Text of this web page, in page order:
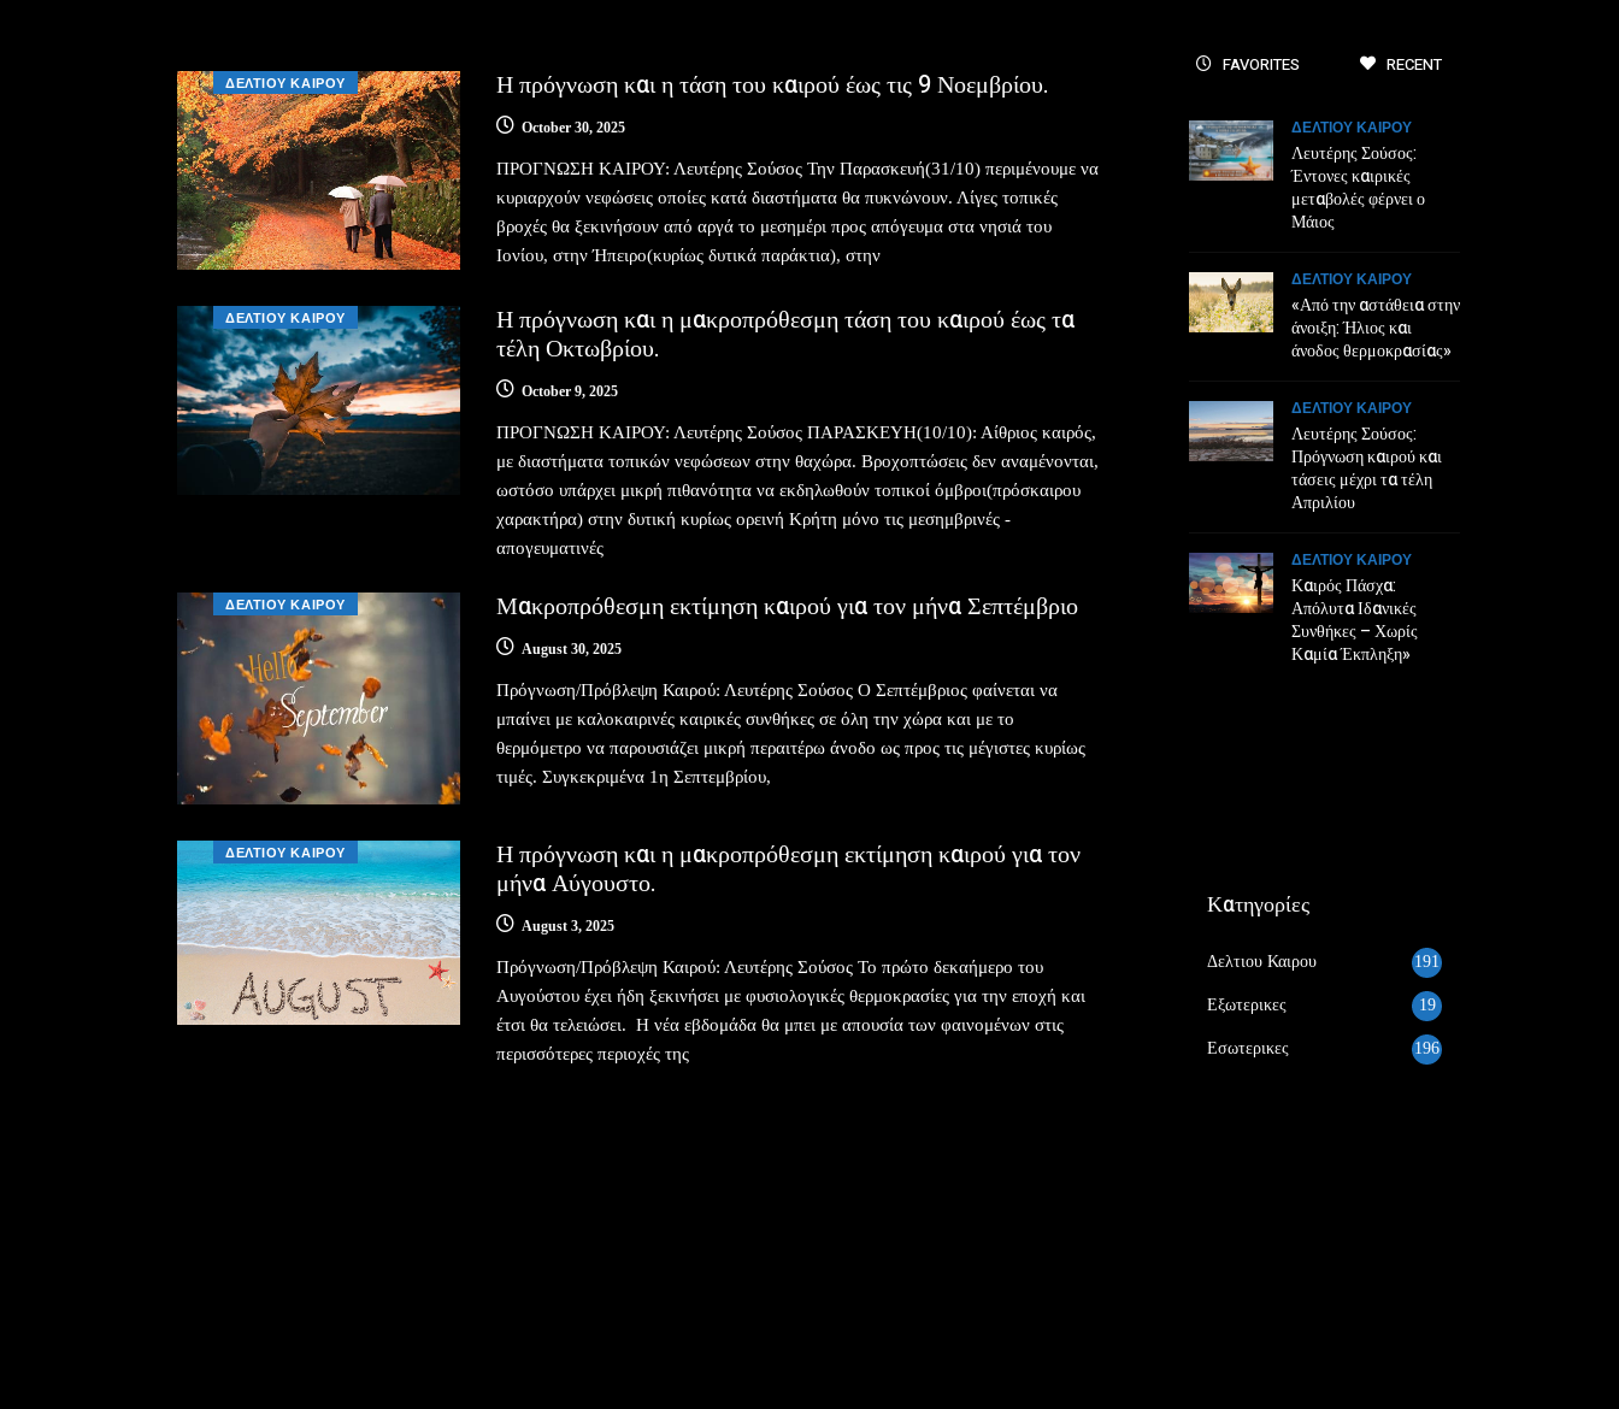
ΔΕΛΤΙΟΥ ΚΑΙΡΟΥ Η πρόγνωση και η τάση του καιρού έως τις 9 Νοεμβρίου.
October 30, 2025
ΠΡΟΓΝΩΣΗ ΚΑΙΡΟΥ: Λευτέρης Σούσος Την Παρασκευή(31/10) περιμένουμε να
κυριαρχούν νεφώσεις οποίες κατά διαστήματα θα πυκνώνουν. Λίγες τοπικές
βροχές θα ξεκινήσουν από αργά το μεσημέρι προς απόγευμα στα νησιά του
Ιονίου, στην Ήπειρο(κυρίως δυτικά παράκτια), στην
ΔΕΛΤΙΟΥ ΚΑΙΡΟΥ
Η πρόγνωση και η μακροπρόθεσμη τάση του καιρού έως τα
τέλη Οκτωβρίου.
October 9, 2025
ΠΡΟΓΝΩΣΗ ΚΑΙΡΟΥ: Λευτέρης Σούσος ΠΑΡΑΣΚΕΥΗ(10/10): Αίθριος καιρός,
με διαστήματα τοπικών νεφώσεων στην θαχώρα. Βροχοπτώσεις δεν αναμένονται,
ωστόσο υπάρχει μικρή πιθανότητα να εκδηλωθούν τοπικοί όμβροι(πρόσκαιρου
χαρακτήρα) στην δυτική κυρίως ορεινή Κρήτη μόνο τις μεσημβρινές -
απογευματινές
ΔΕΛΤΙΟΥ ΚΑΙΡΟΥ Μακροπρόθεσμη εκτίμηση καιρού για τον μήνα Σεπτέμβριο
August 30, 2025
Πρόγνωση/Πρόβλεψη Καιρού: Λευτέρης Σούσος Ο Σεπτέμβριος φαίνεται να
μπαίνει με καλοκαιρινές καιρικές συνθήκες σε όλη την χώρα και με το
θερμόμετρο να παρουσιάζει μικρή περαιτέρω άνοδο ως προς τις μέγιστες κυρίως
τιμές. Συγκεκριμένα 1η Σεπτεμβρίου,
ΔΕΛΤΙΟΥ ΚΑΙΡΟΥ
Η πρόγνωση και η μακροπρόθεσμη εκτίμηση καιρού για τον
μήνα Αύγουστο.
August 3, 2025
Πρόγνωση/Πρόβλεψη Καιρού: Λευτέρης Σούσος Το πρώτο δεκαήμερο του
Αυγούστου έχει ήδη ξεκινήσει με φυσιολογικές θερμοκρασίες για την εποχή και
έτσι θα τελειώσει. Η νέα εβδομάδα θα μπει με απουσία των φαινομένων στις
περισσότερες περιοχές της
FAVORITES RECENT
ΔΕΛΤΙΟΥ ΚΑΙΡΟΥ
Λευτέρης Σούσος:
Έντονες καιρικές
μεταβολές φέρνει ο
Μάιος
ΔΕΛΤΙΟΥ ΚΑΙΡΟΥ
«Από την αστάθεια στην
άνοιξη: Ήλιος και
άνοδος θερμοκρασίας»
ΔΕΛΤΙΟΥ ΚΑΙΡΟΥ
Λευτέρης Σούσος:
Πρόγνωση καιρού και
τάσεις μέχρι τα τέλη
Απριλίου
ΔΕΛΤΙΟΥ ΚΑΙΡΟΥ
Καιρός Πάσχα:
Απόλυτα Ιδανικές
Συνθήκες – Χωρίς
Καμία Έκπληξη»
Κατηγορίες
Δελτιου Καιρου 191
Εξωτερικες 19
Εσωτερικες 196